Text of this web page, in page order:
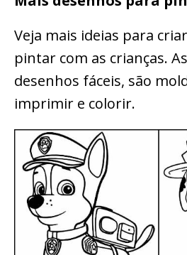
Veja mais ideias para
pintar com as crianças.
desenhos fáceis, são
imprimir e colorir.